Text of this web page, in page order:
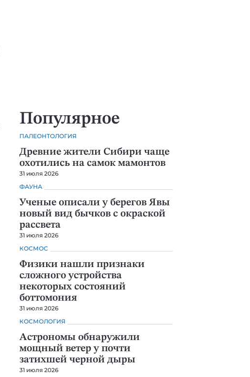
Популярное
ПАЛЕОНТОЛОГИЯ
Древние жители Сибири чаще
охотились на самок мамонтов
31 июля 2026
ФАУНА
Ученые описали у берегов Явы
новый вид бычков с окраской
рассвета
31 июля 2026
КОСМОС
Физики нашли признаки
сложного устройства
некоторых состояний
боттомония
31 июля 2026
КОСМОЛОГИЯ
Астрономы обнаружили
мощный ветер у почти
затихшей черной дыры
31 июля 2026